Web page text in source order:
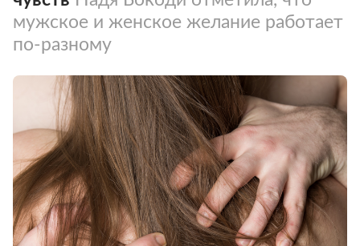
мужское и женское желание работает
по-разному